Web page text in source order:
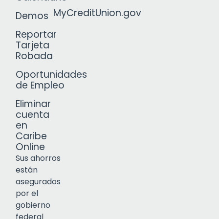
Demos
Reportar
Tarjeta
Robada
Oportunidades
de Empleo
Eliminar
cuenta
en
Caribe
Online
MyCreditUnion.gov
Sus ahorros
están
asegurados
por el
gobierno